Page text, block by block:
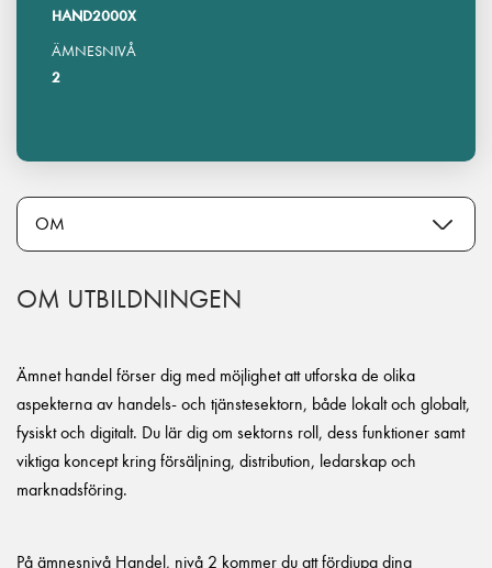
HAND2000X
ÄMNESNIVÅ
2
OM UTBILDNINGEN
Ämnet handel förser dig med möjlighet att utforska de olika
aspekterna av handels- och tjänstesektorn, både lokalt och globalt,
fysiskt och digitalt. Du lär dig om sektorns roll, dess funktioner samt
viktiga koncept kring försäljning, distribution, ledarskap och
marknadsföring.
På ämnesnivå Handel, nivå 2 kommer du att fördjupa dina